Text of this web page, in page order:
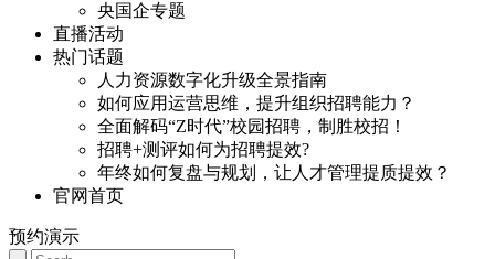
央国企专题
直播活动
热门话题
人力资源数字化升级全景指南
如何应用运营思维，提升组织招聘能力？
全面解码“Z时代”校园招聘，制胜校招！
招聘+测评如何为招聘提效?
年终如何复盘与规划，让人才管理提质提效？
官网首页
预约演示